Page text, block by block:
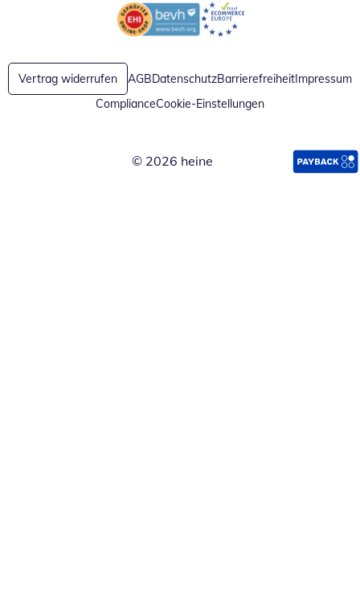
Öffnet in neuem FensterÖffnet in neuem Fenster
Vertrag widerrufen AGBDatenschutzBarrierefreiheitImpressum
ComplianceCookie-Einstellungen
© 2026 heine